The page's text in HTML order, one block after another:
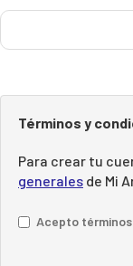
Términos y
Para crear tu
generales de Mi
Acepto